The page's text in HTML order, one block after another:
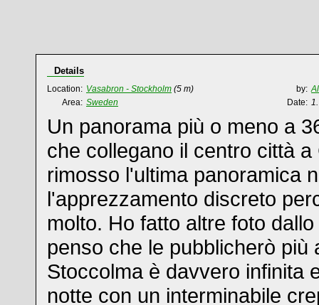
Details
Location: Vasabron - Stockholm (5 m) by:
Area: Sweden Date:
Un panorama più o meno a
che collegano il centro città
rimosso l'ultima panoramica
l'apprezzamento discreto
molto. Ho fatto altre foto
penso che le pubblicherò più
Stoccolma è davvero infinita
notte con un interminabile